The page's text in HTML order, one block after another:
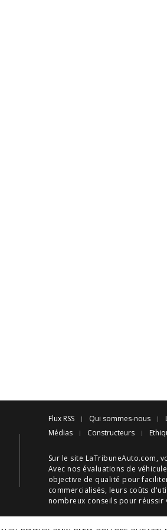
Flux RSS Qui sommes-nous
Médias
Constructeurs
Sur le site LaTribuneAuto.com,
Avec nos évaluations de
objective de qualité pour
commercialisés, leurs coûts
nombreux conseils pour réussir